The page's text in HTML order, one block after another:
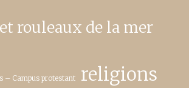
rouleaux de la mer
– Campus protestant religions